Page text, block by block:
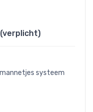
(verplicht)
systeem